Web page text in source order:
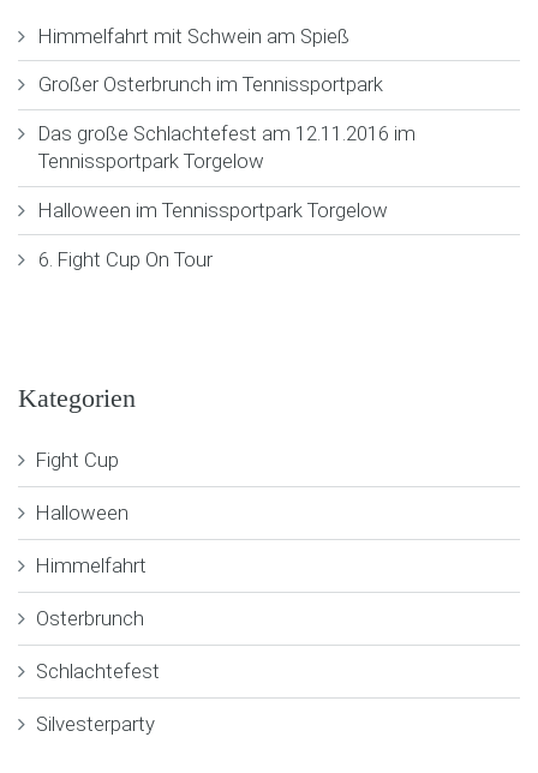
Himmelfahrt mit Schwein am Spieß
Großer Osterbrunch im Tennissportpark
Das große Schlachtefest am 12.11.2016 im
Tennissportpark Torgelow
Halloween im Tennissportpark Torgelow
6. Fight Cup On Tour
Kategorien
Fight Cup
Halloween
Himmelfahrt
Osterbrunch
Schlachtefest
Silvesterparty